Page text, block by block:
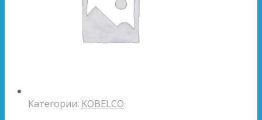
Категории: KOBELCO